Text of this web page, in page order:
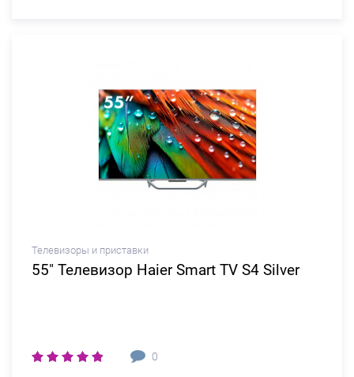
Телевизоры и приставки
55" Телевизор Haier Smart TV S4 Silver
0